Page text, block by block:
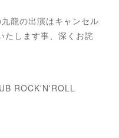
龍の出演はキャンセル
たします事、深くお詫
ROCK'N'ROLL